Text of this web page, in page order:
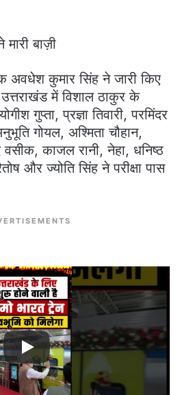
बाज़ी
अवधेश कुमार सिंह ने जारी किए
उत्तराखंड में विशाल ठाकुर के
गुप्ता, प्रज्ञा तिवारी, परमिंदर
गोयल, अश्मिता चौहान,
वसीक, काजल रानी, नेहा, धनिष्ठ
और ज्योति सिंह ने परीक्षा पास